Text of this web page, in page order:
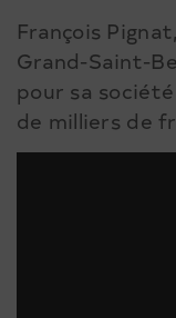
François
Grand-Saint-
pour sa
de milliers de